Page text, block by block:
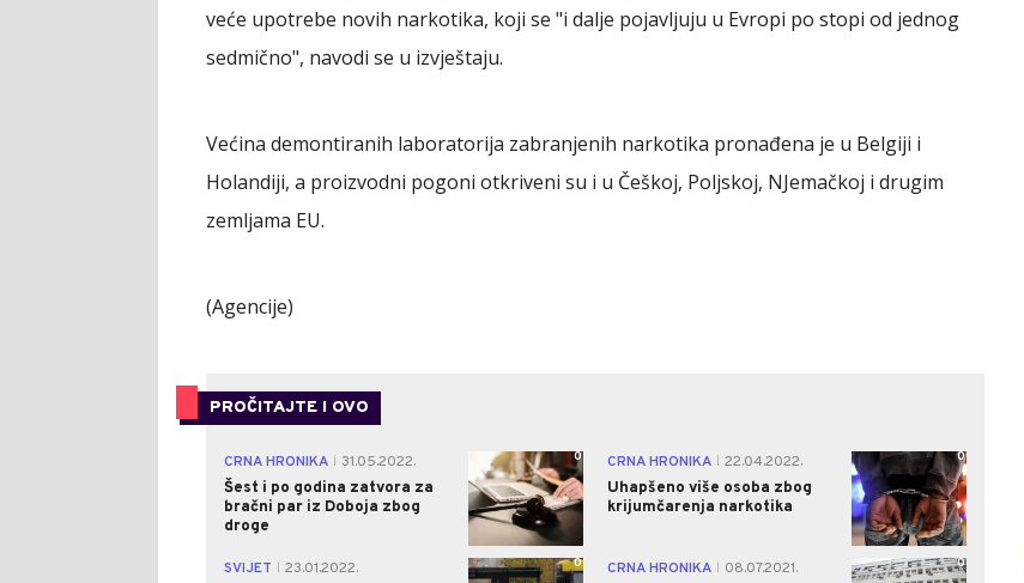
veće upotrebe novih narkotika, koji se "i dalje pojavljuju u Evropi po stopi od jednog
sedmično", navodi se u izvještaju.
Većina demontiranih laboratorija zabranjenih narkotika pronađena je u Belgiji i
Holandiji, a proizvodni pogoni otkriveni su i u Češkoj, Poljskoj, NJemačkoj i drugim
zemljama EU.
(Agencije)
PROČITAJTE I OVO
CRNA HRONIKA
31.05.2022.
Šest i po godina zatvora za
bračni par iz Doboja zbog
droge
0 CRNA HRONIKA
22.04.2022.
Uhapšeno više osoba zbog
krijumčarenja narkotika
0
SVIJET
23.01.2022.
0 CRNA HRONIKA
08.07.2021.
0